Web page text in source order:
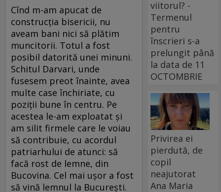
Cînd m-am apucat de
construcţia bisericii, nu
aveam bani nici să plătim
muncitorii. Totul a fost
posibil datorită unei minuni.
Schitul Darvari, unde
fusesem preot înainte, avea
multe case închiriate, cu
poziţii bune în centru. Pe
acestea le-am exploatat şi
am silit firmele care le voiau
să contribuie, cu acordul
patriarhului de atunci: să
facă rost de lemne, din
Bucovina. Cel mai uşor a fost
să vină lemnul la Bucureşti.
viitorul? -
Termenul
pentru
înscrieri s-a
prelungit până
la data de 11
OCTOMBRIE
Privirea ei
pierdută, de
copil
neajutorat
Ana Maria